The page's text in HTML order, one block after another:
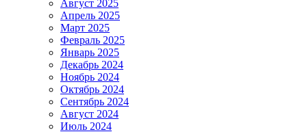
Август 2025
Апрель 2025
Март 2025
Февраль 2025
Январь 2025
Декабрь 2024
Ноябрь 2024
Октябрь 2024
Сентябрь 2024
Август 2024
Июль 2024